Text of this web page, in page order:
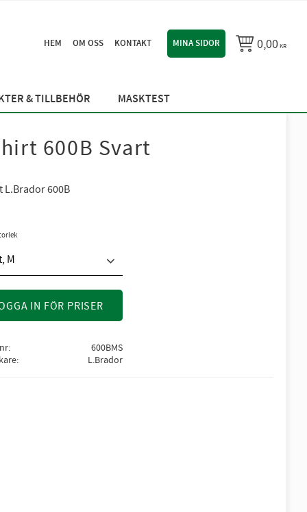
HEM OM OSS KONTAKT MINA SIDOR 0,00KR
& TILLBEHÖR MASKTEST
600B Svart
L.Brador 600B
M
IN FÖR PRISER
600BMS
L.Brador